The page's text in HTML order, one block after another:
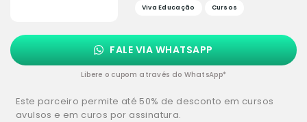
Viva Educação Cursos
FALE VIA WHATSAPP
Libere o cupom através do WhatsApp*
Este parceiro permite até 50% de desconto em cursos
avulsos e em curos por assinatura.